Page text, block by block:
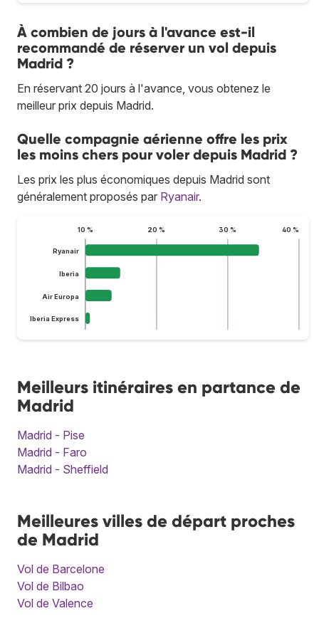
À combien de jours à l'avance est-il
recommandé de réserver un vol depuis
Madrid ?
En réservant 20 jours à l'avance, vous obtenez le
meilleur prix depuis Madrid.
Quelle compagnie aérienne offre les prix
les moins chers pour voler depuis Madrid ?
Les prix les plus économiques depuis Madrid sont
généralement proposés par Ryanair.
10 % 20 % 30 % 40 %
Ryanair
Iberia
Air Europa
Iberia Express
Meilleurs itinéraires en partance de
Madrid
Madrid - Pise
Madrid - Faro
Madrid - Sheffield
Meilleures villes de départ proches
de Madrid
Vol de Barcelone
Vol de Bilbao
Vol de Valence